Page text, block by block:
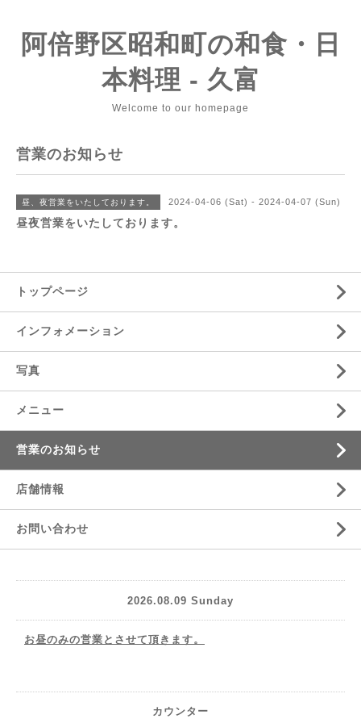
阿倍野区昭和町の和食・日
本料理 - 久富
Welcome to our homepage
営業のお知らせ
昼、夜営業をいたしております。 2024-04-06 (Sat) - 2024-04-07 (Sun)
昼夜営業をいたしております。
トップページ
インフォメーション
写真
メニュー
営業のお知らせ
店舗情報
お問い合わせ
2026.08.09 Sunday
お昼のみの営業とさせて頂きます。
カウンター